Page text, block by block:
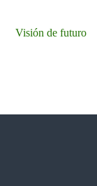
Visión de futuro